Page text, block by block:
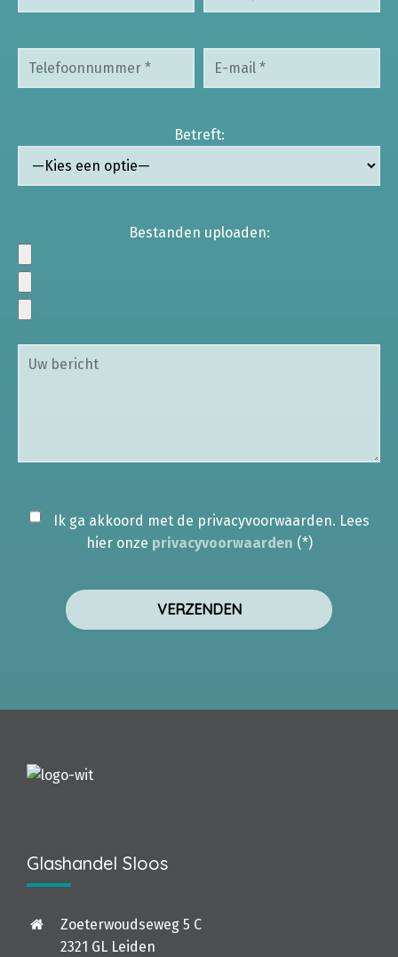
Betreft:
Bestanden uploaden:
Ik ga akkoord met de privacyvoorwaarden. Lees
hier onze privacyvoorwaarden (*)
Glashandel Sloos
Zoeterwoudseweg 5 C
2321 GL Leiden